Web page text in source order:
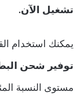
تشغيل الآن.
يمكنك استخدام
توفير شحن
مستوى النسبة